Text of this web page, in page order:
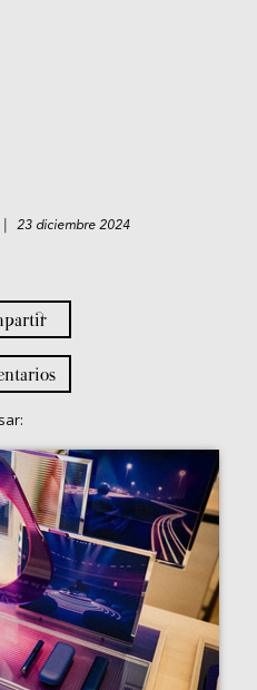
| 23 diciembre 2024